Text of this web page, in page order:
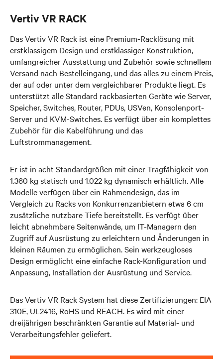
Vertiv VR RACK
Das Vertiv VR Rack ist eine Premium-Racklösung mit
erstklassigem Design und erstklassiger Konstruktion,
umfangreicher Ausstattung und Zubehör sowie schnellem
Versand nach Bestelleingang, und das alles zu einem Preis,
der auf oder unter dem vergleichbarer Produkte liegt. Es
unterstützt alle Standard rackbasierten Geräte wie Server,
Speicher, Switches, Router, PDUs, USVen, Konsolenport-
Server und KVM-Switches. Es verfügt über ein komplettes
Zubehör für die Kabelführung und das
Luftstrommanagement.
Er ist in acht Standardgrößen mit einer Tragfähigkeit von
1.360 kg statisch und 1.022 kg dynamisch erhältlich. Alle
Modelle verfügen über ein Rahmendesign, das im
Vergleich zu Racks von Konkurrenzanbietern etwa 6 cm
zusätzliche nutzbare Tiefe bereitstellt. Es verfügt über
leicht abnehmbare Seitenwände, um IT-Managern den
Zugriff auf Ausrüstung zu erleichtern und Änderungen in
kleinen Räumen zu ermöglichen. Sein werkzeugloses
Design ermöglicht eine einfache Rack-Konfiguration und
Anpassung, Installation der Ausrüstung und Service.
Das Vertiv VR Rack System hat diese Zertifizierungen: EIA
310E, UL2416, RoHS und REACH. Es wird mit einer
dreijährigen beschränkten Garantie auf Material- und
Verarbeitungsfehler geliefert.